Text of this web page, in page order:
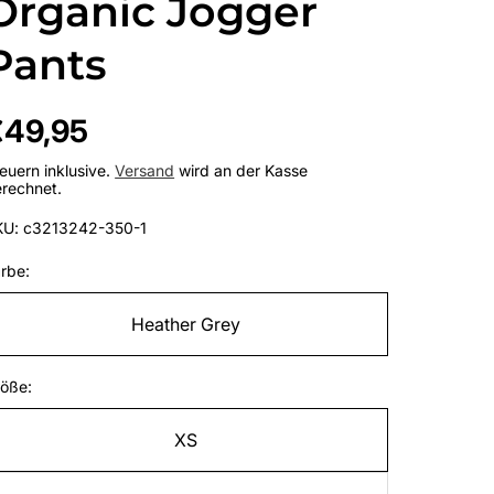
Jogger
inklusive.Versand wird an der Kasse
c3213242-350-1
Heather Grey
XS